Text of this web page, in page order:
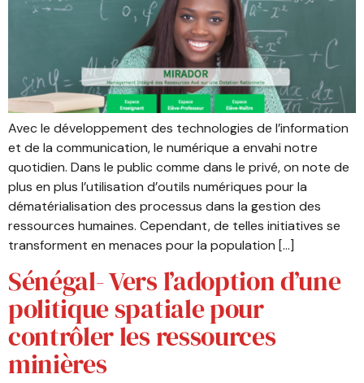
Avec le développement des technologies de l’information
et de la communication, le numérique a envahi notre
quotidien. Dans le public comme dans le privé, on note de
plus en plus l’utilisation d’outils numériques pour la
dématérialisation des processus dans la gestion des
ressources humaines. Cependant, de telles initiatives se
transforment en menaces pour la population […]
Sénégal- Vers l’adoption d’une
politique spatiale pour
contrôler les ressources
minières